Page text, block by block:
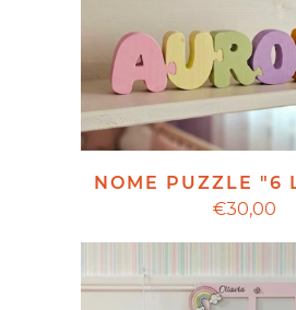
NOME PUZZLE "6
€30,00